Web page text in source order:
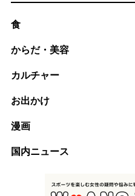
食
からだ・美容
カルチャー
お出かけ
漫画
国内ニュース